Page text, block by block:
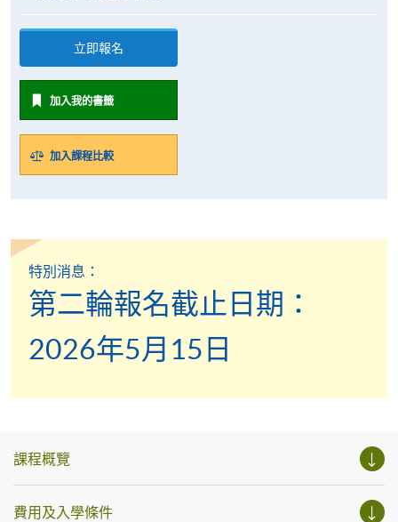
立即報名
加入我的書籤
加入課程比較
特別消息：
第二輪報名截止日期：
2026年5月15日
課程概覽
費用及入學條件